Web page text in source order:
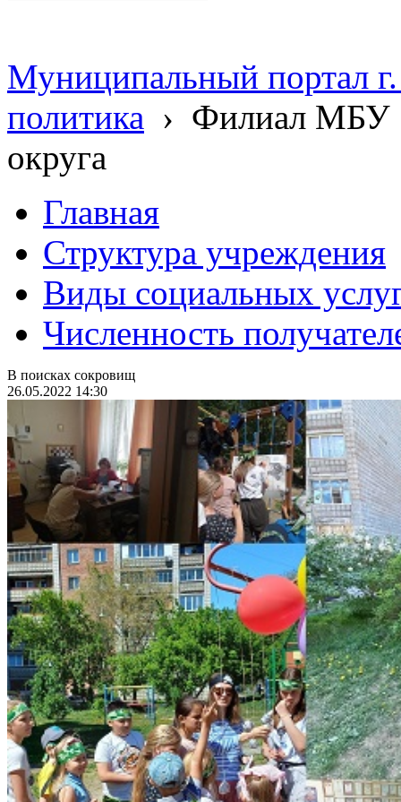
Муниципальный портал
политика › Филиал МБУ
округа
Главная
Структура учреждения
Виды социальных
Численность
В поисках сокровищ
26.05.2022 14:30